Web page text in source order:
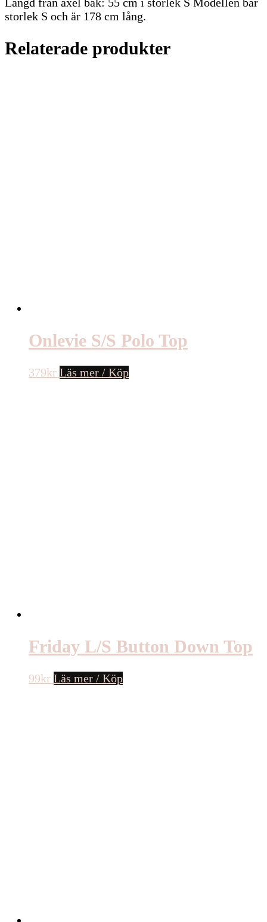
storlek S och är 178 cm lång.
Relaterade produkter
Onlevie S/S Polo Top
379kr Läs mer / Köp
Friday L/S Button Down Top
99kr Läs mer / Köp